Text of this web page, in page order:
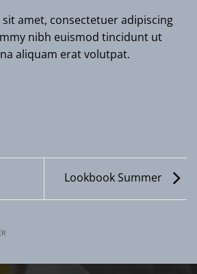
amet, consectetuer adipiscing
nibh euismod tincidunt ut
aliquam erat volutpat.
Lookbook Summer